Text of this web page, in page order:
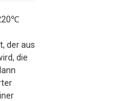
der aus
die